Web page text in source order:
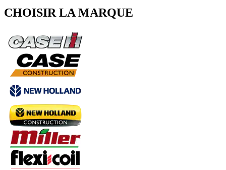
CHOISIR LA MARQUE